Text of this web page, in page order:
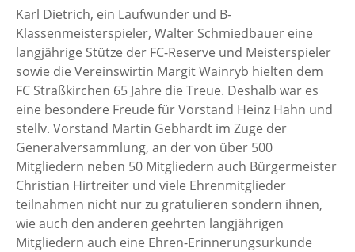
Karl Dietrich, ein Laufwunder und B-
Klassenmeisterspieler, Walter Schmiedbauer eine
langjährige Stütze der FC-Reserve und Meisterspieler
sowie die Vereinswirtin Margit Wainryb hielten dem
FC Straßkirchen 65 Jahre die Treue. Deshalb war es
eine besondere Freude für Vorstand Heinz Hahn und
stellv. Vorstand Martin Gebhardt im Zuge der
Generalversammlung, an der von über 500
Mitgliedern neben 50 Mitgliedern auch Bürgermeister
Christian Hirtreiter und viele Ehrenmitglieder
teilnahmen nicht nur zu gratulieren sondern ihnen,
wie auch den anderen geehrten langjährigen
Mitgliedern auch eine Ehren-Erinnerungsurkunde